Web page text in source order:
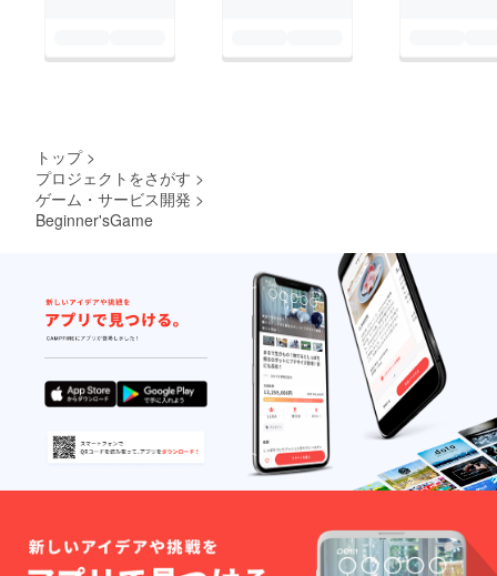
トップ >
プロジェクトをさがす >
ゲーム・サービス開発 >
Beginner'sGame